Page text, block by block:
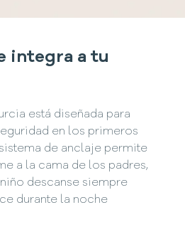
integra a tu
está diseñada para
en los primeros
de anclaje permite
a la cama de los padres,
descanse siempre
durante la noche